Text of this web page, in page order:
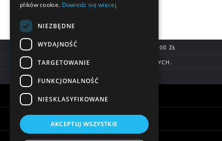
DARMOWA DOSTAWA OD 200,00 ZŁ
DOSTAWA DO 7 DNI ROBOCZYCH.
BLIK, SZYBKIE PRZELEWY
Warunki zakupów
plików cookie. Dowiedz się więcej
NIEZBĘDNE
WYDAJNOŚĆ
TARGETOWANIE
FUNKCJONALNOŚĆ
NIESKLASYFIKOWANE
AKCEPTUJ WSZYSTKIE